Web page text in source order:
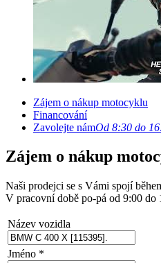
Zájem o nákup motocyklu
Financování
Zavolejte námOd 8:30 do
Zájem o nákup
Naši prodejci se s Vámi spojí
V pracovní době po-pá od 9:00 do
Název vozidla
Jméno *